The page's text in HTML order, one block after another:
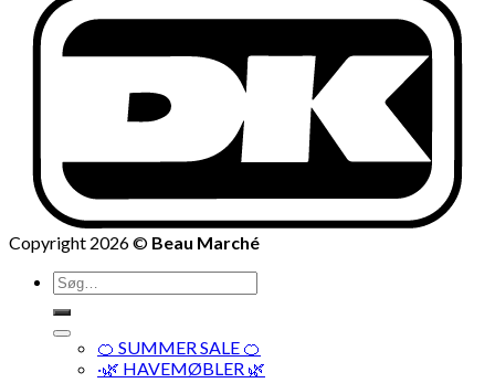
Copyright 2026 © Beau Marché
Søg
efter:
🍊 SUMMER SALE 🍊
·🌿 HAVEMØBLER 🌿